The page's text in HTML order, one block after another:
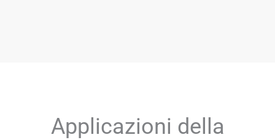
Applicazioni della